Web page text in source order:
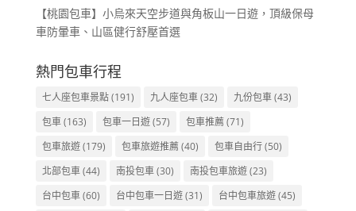
【桃園包車】小烏來天空步道與角板山一日遊，頂級保母
車防暈車、山區健行舒壓首選
熱門包車行程
七人座包車景點(191) 九人座包車(32) 九份包車(43)
包車(163) 包車一日遊(57) 包車推薦(71)
包車旅遊(179) 包車旅遊推薦(40) 包車自由行(50)
北部包車(44) 南投包車(30) 南投包車旅遊(23)
台中包車(60) 台中包車一日遊(31) 台中包車旅遊(45)